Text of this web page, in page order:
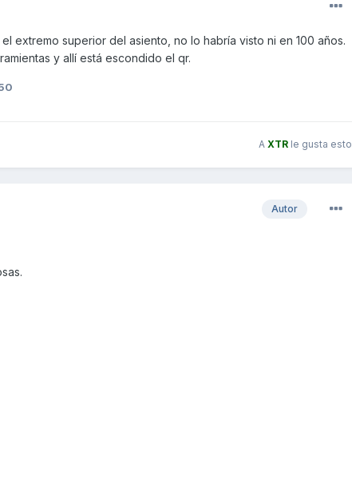
extremo superior del asiento, no lo habría visto ni en 100 años.
y allí está escondido el qr.
A XTR le gusta esto
Autor